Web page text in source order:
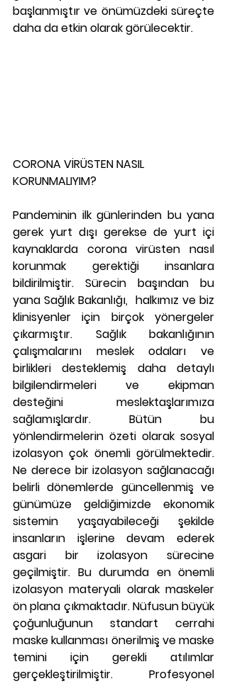
başlanmıştır ve önümüzdeki süreçte
daha da etkin olarak görülecektir.
CORONA VİRÜSTEN NASIL
KORUNMALIYIM?
Pandeminin ilk günlerinden bu yana
gerek yurt dışı gerekse de yurt içi
kaynaklarda corona virüsten nasıl
korunmak gerektiği insanlara
bildirilmiştir. Sürecin başından bu
yana Sağlık Bakanlığı,  halkımız ve biz
klinisyenler için birçok yönergeler
çıkarmıştır. Sağlık bakanlığının
çalışmalarını meslek odaları ve
birlikleri desteklemiş daha detaylı
bilgilendirmeleri ve ekipman
desteğini meslektaşlarımıza
sağlamışlardır. Bütün bu
yönlendirmelerin özeti olarak sosyal
izolasyon çok önemli görülmektedir.
Ne derece bir izolasyon sağlanacağı
belirli dönemlerde güncellenmiş ve
günümüze geldiğimizde ekonomik
sistemin yaşayabileceği şekilde
insanların işlerine devam ederek
asgari bir izolasyon sürecine
geçilmiştir. Bu durumda en önemli
izolasyon materyali olarak maskeler
ön plana çıkmaktadır. Nüfusun büyük
çoğunluğunun standart cerrahi
maske kullanması önerilmiş ve maske
temini için gerekli atılımlar
gerçekleştirilmiştir. Profesyonel